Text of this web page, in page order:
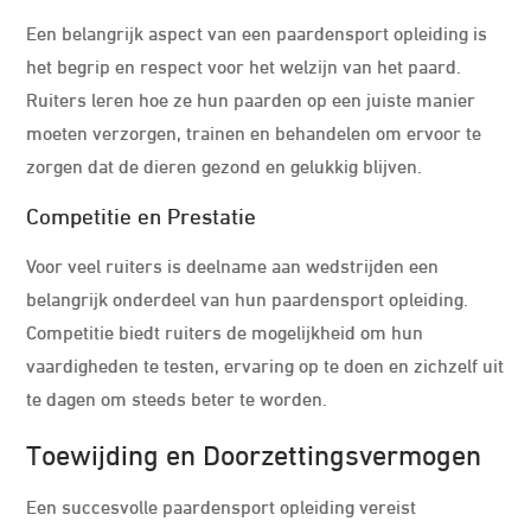
Een belangrijk aspect van een paardensport opleiding is
het begrip en respect voor het welzijn van het paard.
Ruiters leren hoe ze hun paarden op een juiste manier
moeten verzorgen, trainen en behandelen om ervoor te
zorgen dat de dieren gezond en gelukkig blijven.
Competitie en Prestatie
Voor veel ruiters is deelname aan wedstrijden een
belangrijk onderdeel van hun paardensport opleiding.
Competitie biedt ruiters de mogelijkheid om hun
vaardigheden te testen, ervaring op te doen en zichzelf uit
te dagen om steeds beter te worden.
Toewijding en Doorzettingsvermogen
Een succesvolle paardensport opleiding vereist